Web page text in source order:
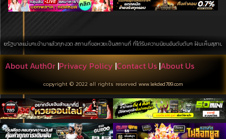
ๆเข้ามาแล้วทุกงวด สถานที่ขอหวยเป็นสถานที่ ที่ได้รับความนิยมอันดับต้นๆ ฝันเห็นสุสาน การค้
About Auth0r |Privacy Policy|Contact Us |About Us
copyright © 2022 all rights reserved www.lekded789.com